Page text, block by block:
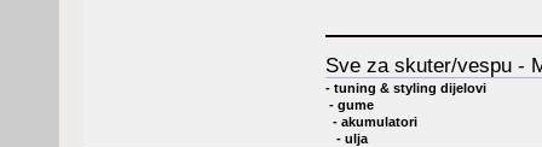
Sve za skuter/vespu -
- tuning & styling dijelovi
- gume
- akumulatori
- ulja